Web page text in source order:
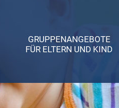
GRUPPENANGEBOTE
FÜR ELTERN UND KIND